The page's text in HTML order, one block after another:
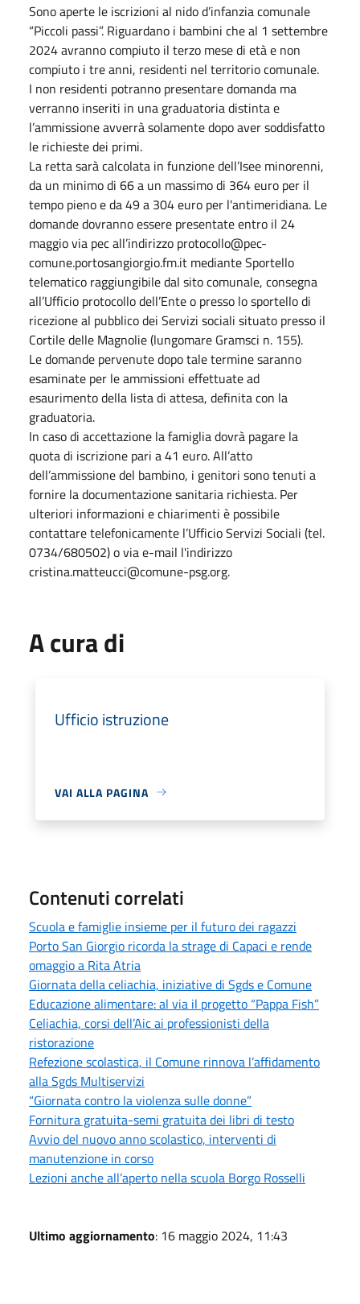
Sono aperte le iscrizioni al nido d’infanzia comunale
“Piccoli passi”. Riguardano i bambini che al 1 settembre
2024 avranno compiuto il terzo mese di età e non
compiuto i tre anni, residenti nel territorio comunale.
I non residenti potranno presentare domanda ma
verranno inseriti in una graduatoria distinta e
l’ammissione avverrà solamente dopo aver soddisfatto
le richieste dei primi.
La retta sarà calcolata in funzione dell’Isee minorenni,
da un minimo di 66 a un massimo di 364 euro per il
tempo pieno e da 49 a 304 euro per l'antimeridiana. Le
domande dovranno essere presentate entro il 24
maggio via pec all’indirizzo protocollo@pec-
comune.portosangiorgio.fm.it mediante Sportello
telematico raggiungibile dal sito comunale, consegna
all’Ufficio protocollo dell’Ente o presso lo sportello di
ricezione al pubblico dei Servizi sociali situato presso il
Cortile delle Magnolie (lungomare Gramsci n. 155).
Le domande pervenute dopo tale termine saranno
esaminate per le ammissioni effettuate ad
esaurimento della lista di attesa, definita con la
graduatoria.
In caso di accettazione la famiglia dovrà pagare la
quota di iscrizione pari a 41 euro. All’atto
dell’ammissione del bambino, i genitori sono tenuti a
fornire la documentazione sanitaria richiesta. Per
ulteriori informazioni e chiarimenti è possibile
contattare telefonicamente l’Ufficio Servizi Sociali (tel.
0734/680502) o via e-mail l'indirizzo
cristina.matteucci@comune-psg.org.
A cura di
Ufficio istruzione
VAI ALLA PAGINA
Contenuti correlati
Scuola e famiglie insieme per il futuro dei ragazzi
Porto San Giorgio ricorda la strage di Capaci e rende
omaggio a Rita Atria
Giornata della celiachia, iniziative di Sgds e Comune
Educazione alimentare: al via il progetto “Pappa Fish”
Celiachia, corsi dell’Aic ai professionisti della
ristorazione
Refezione scolastica, il Comune rinnova l’affidamento
alla Sgds Multiservizi
“Giornata contro la violenza sulle donne”
Fornitura gratuita-semi gratuita dei libri di testo
Avvio del nuovo anno scolastico, interventi di
manutenzione in corso
Lezioni anche all’aperto nella scuola Borgo Rosselli
Ultimo aggiornamento: 16 maggio 2024, 11:43